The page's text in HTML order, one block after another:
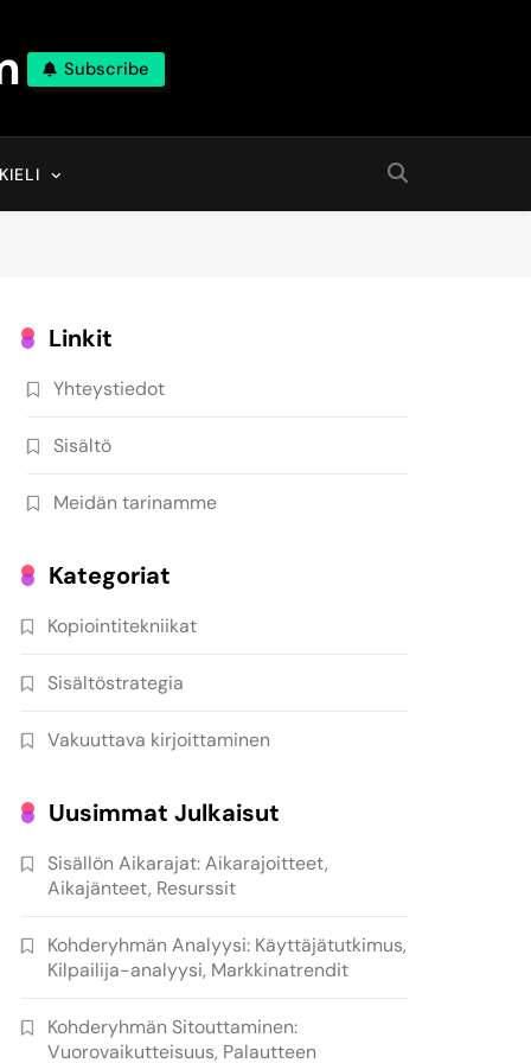
Subscribe
KIELI
Linkit
Yhteystiedot
Sisältö
Meidän tarinamme
Kategoriat
Kopiointitekniikat
Sisältöstrategia
Vakuuttava kirjoittaminen
Uusimmat Julkaisut
Sisällön Aikarajat: Aikarajoitteet,
Aikajänteet, Resurssit
Kohderyhmän Analyysi: Käyttäjätutkimus,
Kilpailija-analyysi, Markkinatrendit
Kohderyhmän Sitouttaminen:
Vuorovaikutteisuus, Palautteen